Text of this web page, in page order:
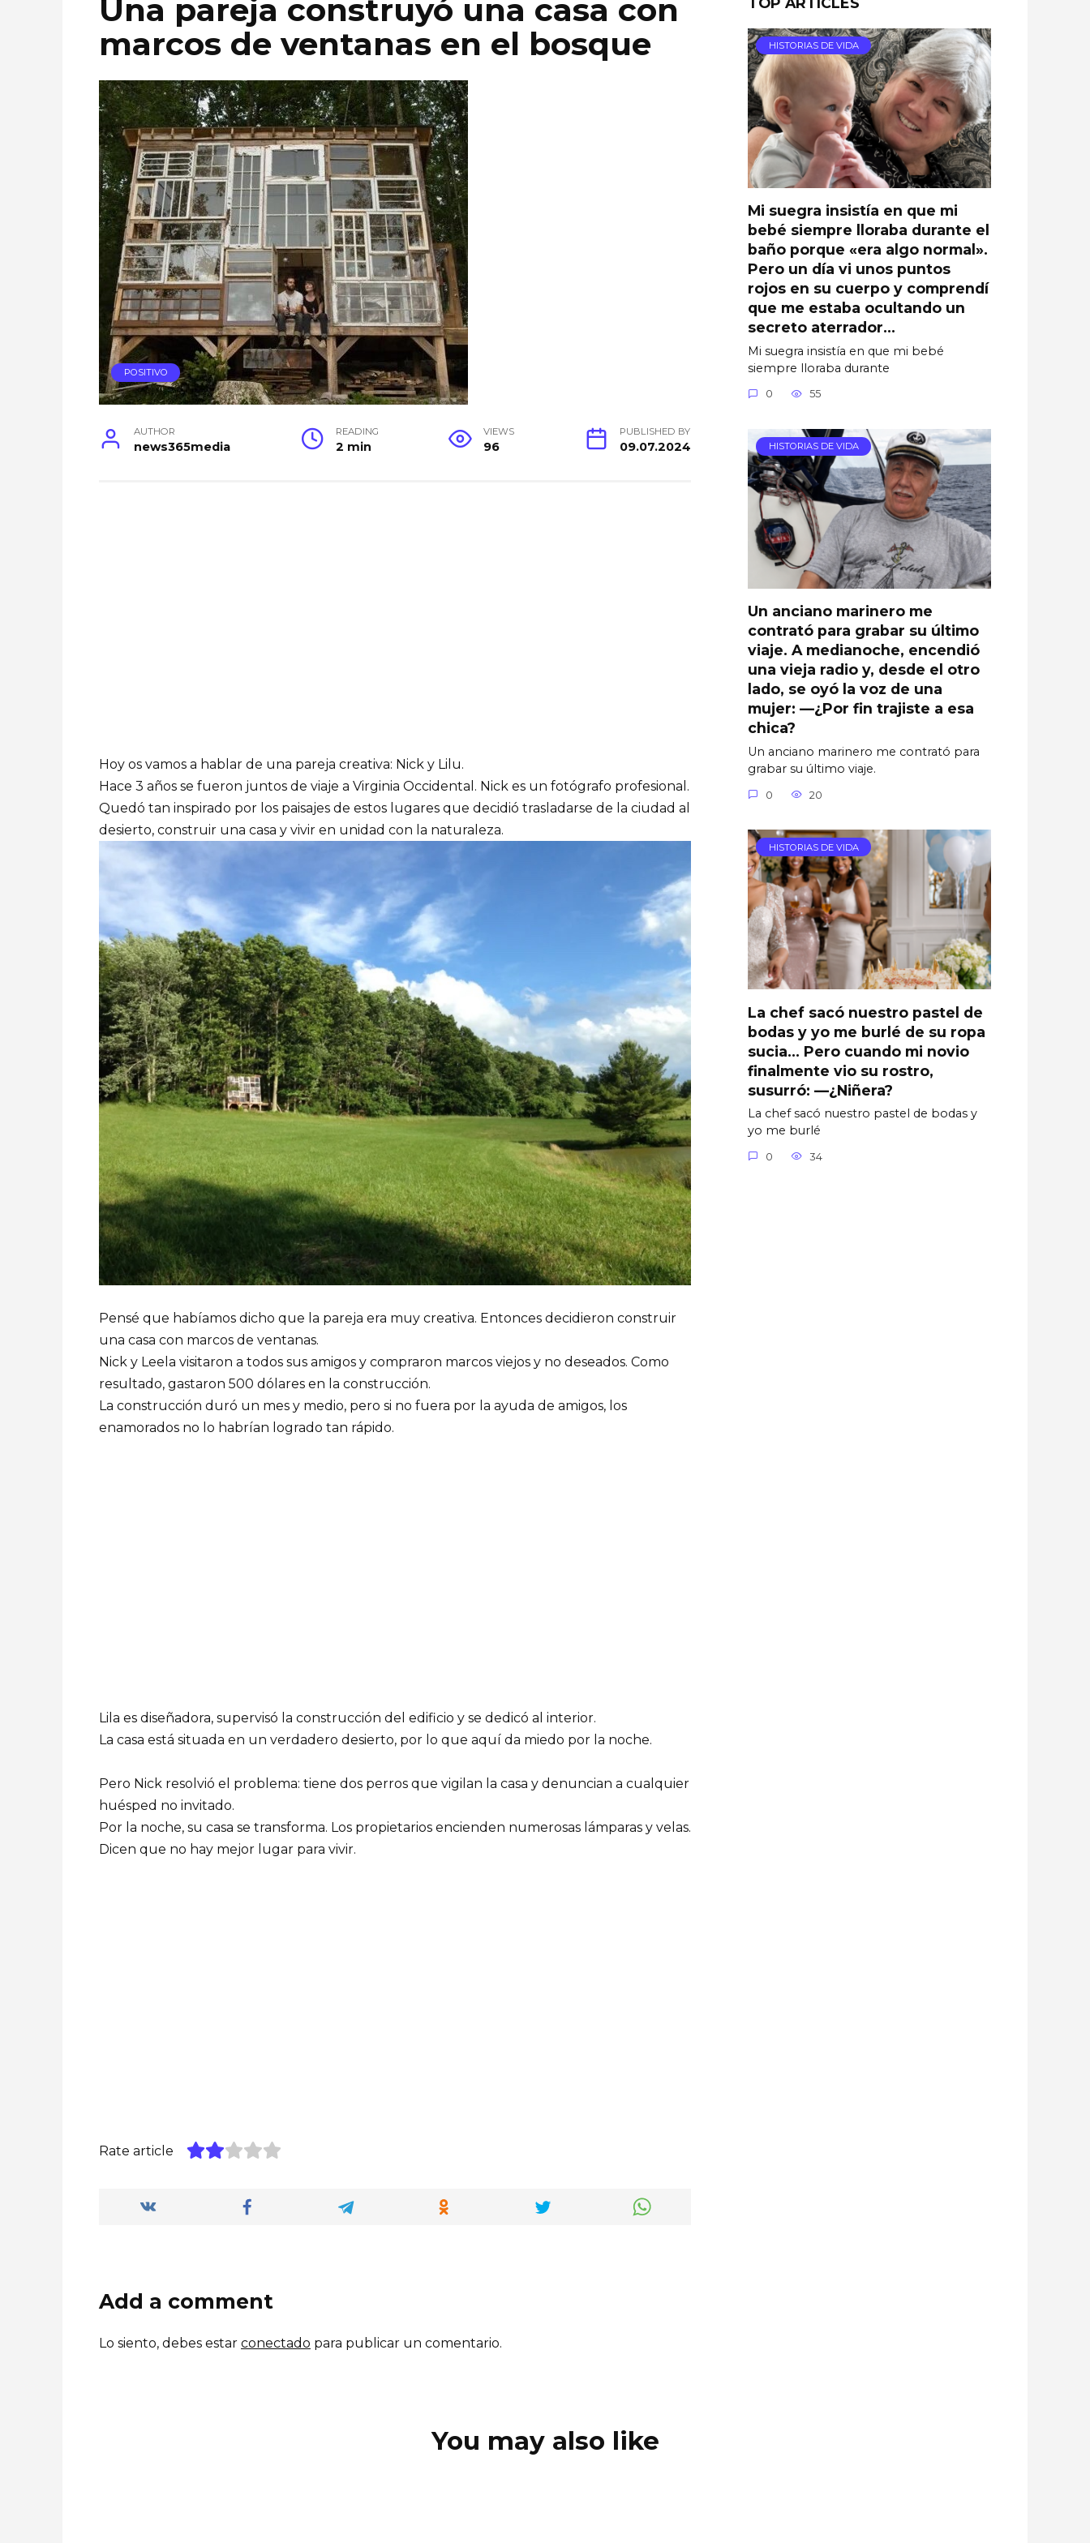
Una pareja construyó una casa con
marcos de ventanas en el bosque
POSITIVO
AUTHOR
news365media
READING
2 min
VIEWS
96
PUBLISHED BY
09.07.2024
Hoy os vamos a hablar de una pareja creativa: Nick y Lilu.
Hace 3 años se fueron juntos de viaje a Virginia Occidental. Nick es un fotógrafo profesional.
Quedó tan inspirado por los paisajes de estos lugares que decidió trasladarse de la ciudad al
desierto, construir una casa y vivir en unidad con la naturaleza.
Pensé que habíamos dicho que la pareja era muy creativa. Entonces decidieron construir
una casa con marcos de ventanas.
Nick y Leela visitaron a todos sus amigos y compraron marcos viejos y no deseados. Como
resultado, gastaron 500 dólares en la construcción.
La construcción duró un mes y medio, pero si no fuera por la ayuda de amigos, los
enamorados no lo habrían logrado tan rápido.
Lila es diseñadora, supervisó la construcción del edificio y se dedicó al interior.
La casa está situada en un verdadero desierto, por lo que aquí da miedo por la noche.
Pero Nick resolvió el problema: tiene dos perros que vigilan la casa y denuncian a cualquier
huésped no invitado.
Por la noche, su casa se transforma. Los propietarios encienden numerosas lámparas y velas.
Dicen que no hay mejor lugar para vivir.
Rate article
Add a comment
Lo siento, debes estar conectado para publicar un comentario.
HISTORIAS DE VIDA
Mi suegra insistía en que mi
bebé siempre lloraba durante el
baño porque «era algo normal».
Pero un día vi unos puntos
rojos en su cuerpo y comprendí
que me estaba ocultando un
secreto aterrador…
Mi suegra insistía en que mi bebé
siempre lloraba durante
0 55
HISTORIAS DE VIDA
Un anciano marinero me
contrató para grabar su último
viaje. A medianoche, encendió
una vieja radio y, desde el otro
lado, se oyó la voz de una
mujer: —¿Por fin trajiste a esa
chica?
Un anciano marinero me contrató para
grabar su último viaje.
0 20
HISTORIAS DE VIDA
La chef sacó nuestro pastel de
bodas y yo me burlé de su ropa
sucia… Pero cuando mi novio
finalmente vio su rostro,
susurró: —¿Niñera?
La chef sacó nuestro pastel de bodas y
yo me burlé
0 34
You may also like